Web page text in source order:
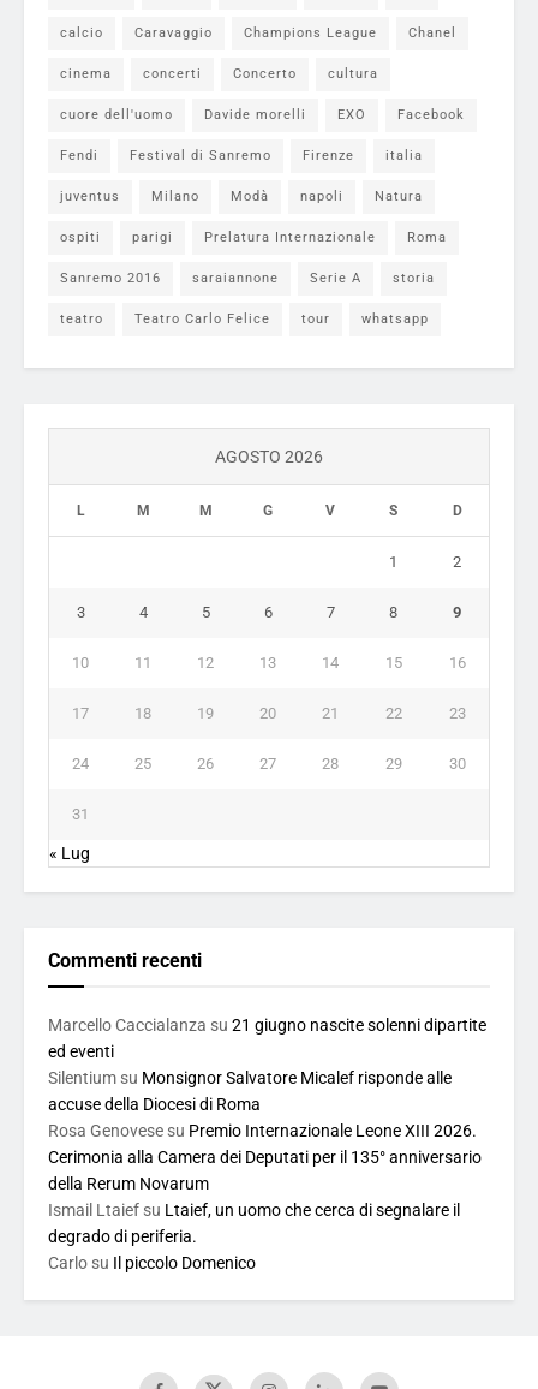
calcio Caravaggio Champions League Chanel
cinema concerti Concerto cultura
cuore dell'uomo Davide morelli EXO Facebook
Fendi Festival di Sanremo Firenze italia
juventus Milano Modà napoli Natura
ospiti parigi Prelatura Internazionale Roma
Sanremo 2016 saraiannone Serie A storia
teatro Teatro Carlo Felice tour whatsapp
AGOSTO 2026
L M M G V S D
1 2
3 4 5 6 7 8 9
10 11 12 13 14 15 16
17 18 19 20 21 22 23
24 25 26 27 28 29 30
31
« Lug
Commenti recenti
Marcello Caccialanza su 21 giugno nascite solenni dipartite
ed eventi
Silentium su Monsignor Salvatore Micalef risponde alle
accuse della Diocesi di Roma
Rosa Genovese su Premio Internazionale Leone XIII 2026.
Cerimonia alla Camera dei Deputati per il 135° anniversario
della Rerum Novarum
Ismail Ltaief su Ltaief, un uomo che cerca di segnalare il
degrado di periferia.
Carlo su Il piccolo Domenico